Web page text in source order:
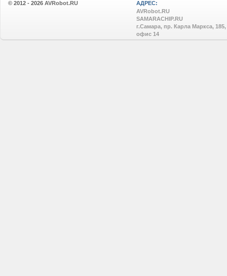
© 2012 - 2026 AVRobot.RU
АДРЕС:
AVRobot.RU
SAMARACHIP.RU
г.Самара, пр. Карла Маркса, 185,
офис 14